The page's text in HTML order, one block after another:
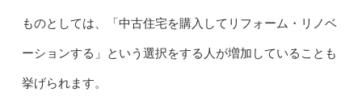
ものとしては、「中古住宅を購入してリフォーム・リノベ
ーションする」という選択をする人が増加していることも
挙げられます。